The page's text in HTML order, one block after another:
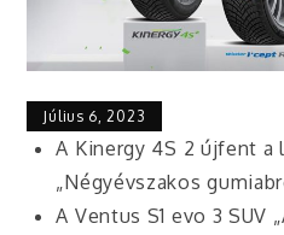
Július 6, 2023
A Kinergy 4S 2 újfent a
„Négyévszakos
A Ventus S1 evo 3 SUV